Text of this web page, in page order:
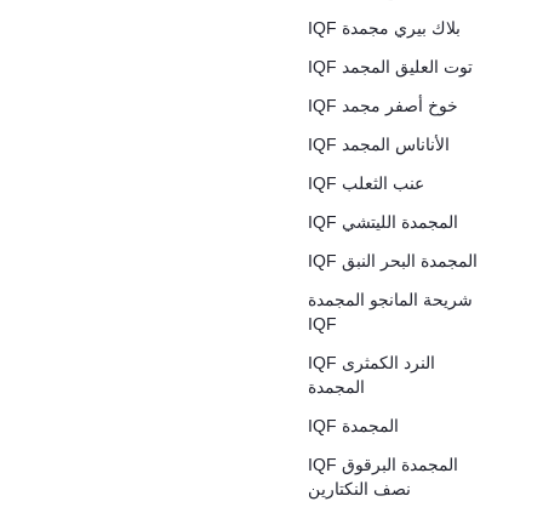
IQF بلاك بيري مجمدة
IQF توت العليق المجمد
IQF خوخ أصفر مجمد
IQF الأناناس المجمد
IQF عنب الثعلب
IQF المجمدة الليتشي
IQF المجمدة البحر النبق
شريحة المانجو المجمدة
IQF
IQF النرد الكمثرى
المجمدة
IQF المجمدة
IQF المجمدة البرقوق
نصف النكتارين